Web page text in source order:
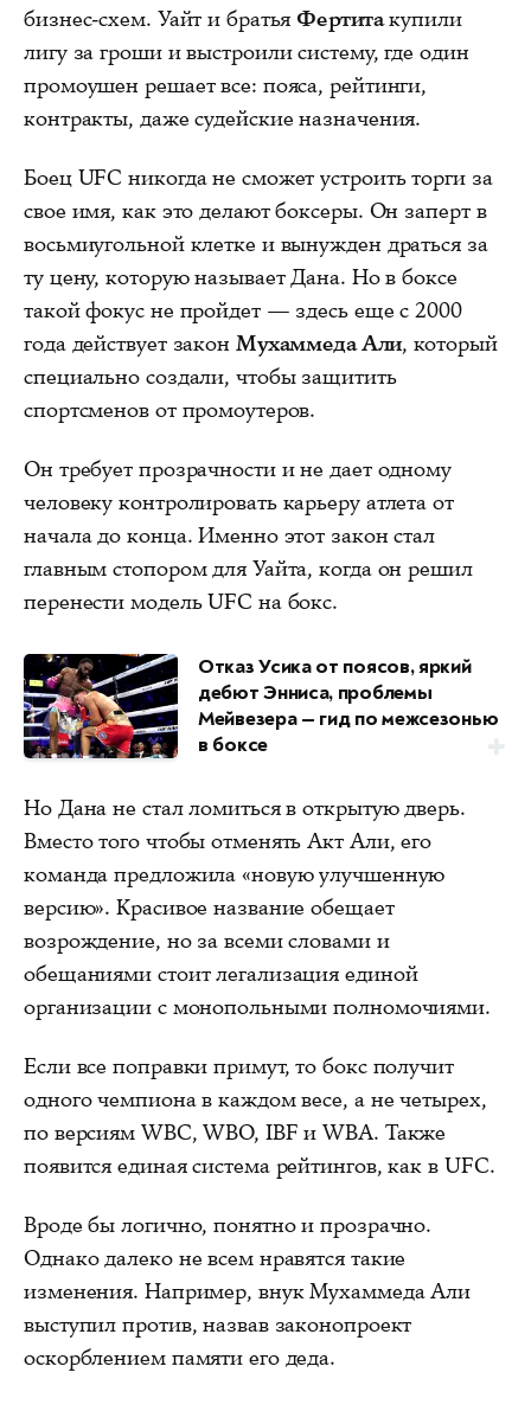
бизнес-схем. Уайт и братья Фертитакупили
лигу за гроши и выстроили систему, где один
промоушен решает все: пояса, рейтинги,
контракты, даже судейские назначения.
Боец UFC никогда не сможет устроить торги за
свое имя, как это делают боксеры. Он заперт в
восьмиугольной клетке и вынужден драться за
ту цену, которую называет Дана. Но в боксе
такой фокус не пройдет — здесь еще с 2000
года действует закон Мухаммеда Али, который
специально создали, чтобы защитить
спортсменов от промоутеров.
Он требует прозрачности и не дает одному
человеку контролировать карьеру атлета от
начала до конца. Именно этот закон стал
главным стопором для Уайта, когда он решил
перенести модель UFC на бокс.
Отказ Усика от поясов, яркий
дебют Энниса, проблемы
Мейвезера — гид по межсезонью
в боксе
Но Дана не стал ломиться в открытую дверь.
Вместо того чтобы отменять Акт Али, его
команда предложила «новую улучшенную
версию». Красивое название обещает
возрождение, но за всеми словами и
обещаниями стоит легализация единой
организации с монопольными полномочиями.
Если все поправки примут, то бокс получит
одного чемпиона в каждом весе, а не четырех,
по версиям WBC, WBO, IBF и WBA. Также
появится единая система рейтингов, как в UFC.
Вроде бы логично, понятно и прозрачно.
Однако далеко не всем нравятся такие
изменения. Например, внук Мухаммеда Али
выступил против, назвав законопроект
оскорблением памяти его деда.